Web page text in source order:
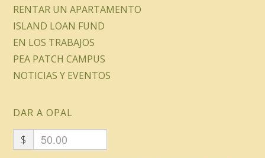
RENTAR UN APARTAMENTO
ISLAND LOAN FUND
EN LOS TRABAJOS
PEA PATCH CAMPUS
NOTICIAS Y EVENTOS
DAR A OPAL
$